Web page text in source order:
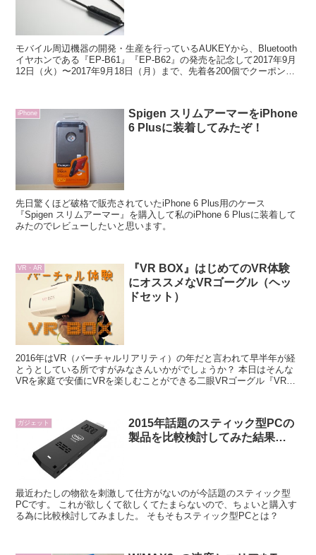
モバイル周辺機器の開発・生産を行っているAUKEYから、Bluetooth
イヤホンである『EP-B61』『EP-B62』の発売を記念して2017年9月
12日（火）〜2017年9月18日（月）まで、先着各200個でクーポンコ
iPhone
Spigen スリムアーマーをiPhone
6 Plusに装着してみたぞ！
先日驚くほど破格で販売されていたiPhone 6 Plus用のケース
『Spigen スリムアーマー』を購入して私のiPhone 6 Plusに装着して
みたのでレビューしたいと思います。
VR・AR
『VR BOX』はじめてのVR体験
にオススメなVRゴーグル（ヘッ
ドセット）
2016年はVR（バーチャルリアリティ）の年だと言われて早半年が経
とうとしている所ですがみなさんいかがでしょうか？ 本日はそんな
VRを家庭で安価にVRを楽しむことができる二眼VRゴーグル『VR
ガジェット
2015年話題のスティック型PCの
製品を比較検討してみた結果…
最近わたしの物欲を刺激して仕方がないのが今話題のスティック型
PCです。 これが欲しくて欲しくてたまらないので、ちょいと購入す
る為に比較検討してみました。 そもそもスティック型PCとは？